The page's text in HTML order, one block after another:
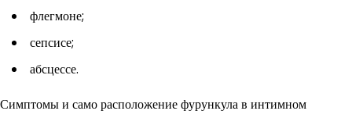
флегмоне;
сепсисе;
абсцессе.
Симптомы и само расположение фурункула в интимном